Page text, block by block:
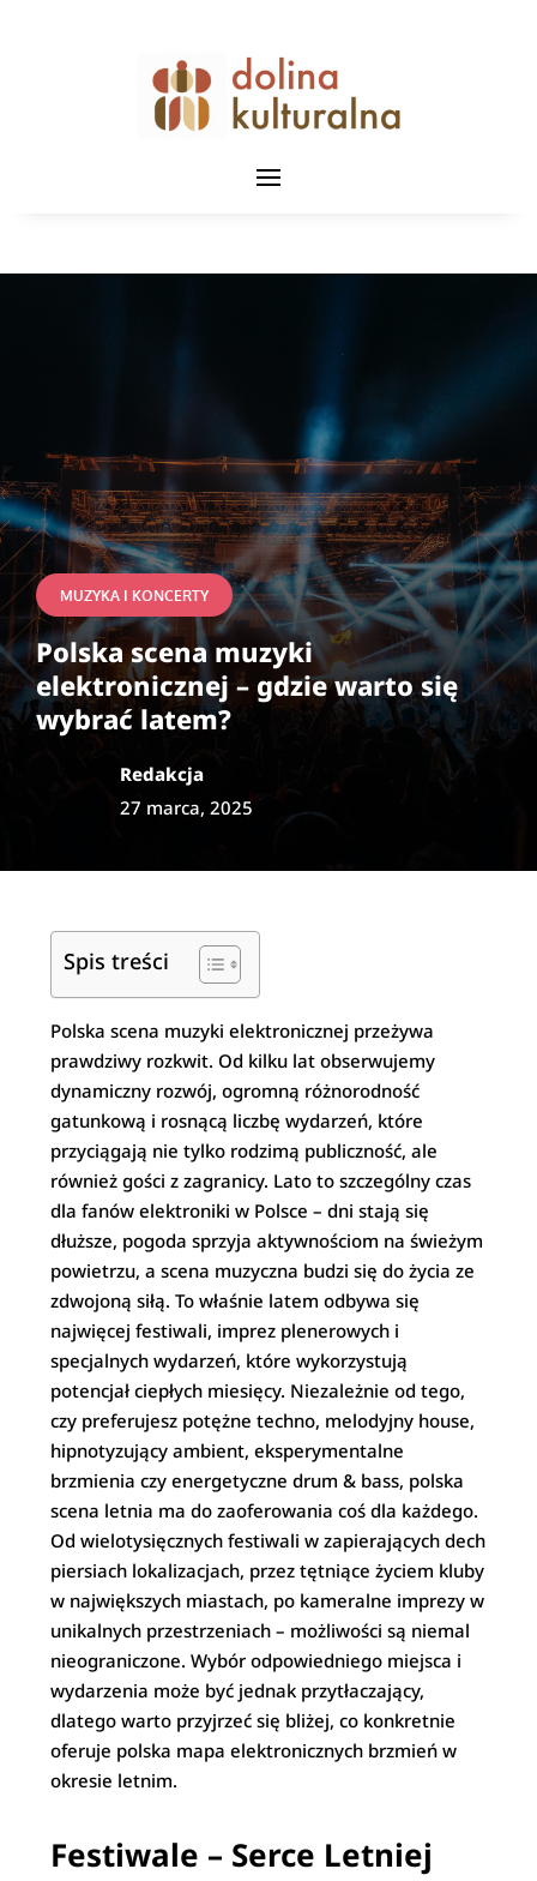
MUZYKA I KONCERTY
Polska scena muzyki
elektronicznej – gdzie warto się
wybrać latem?
Redakcja
27 marca, 2025
Spis treści
Polska scena muzyki elektronicznej przeżywa
prawdziwy rozkwit. Od kilku lat obserwujemy
dynamiczny rozwój, ogromną różnorodność
gatunkową i rosnącą liczbę wydarzeń, które
przyciągają nie tylko rodzimą publiczność, ale
również gości z zagranicy. Lato to szczególny czas
dla fanów elektroniki w Polsce – dni stają się
dłuższe, pogoda sprzyja aktywnościom na świeżym
powietrzu, a scena muzyczna budzi się do życia ze
zdwojoną siłą. To właśnie latem odbywa się
najwięcej festiwali, imprez plenerowych i
specjalnych wydarzeń, które wykorzystują
potencjał ciepłych miesięcy. Niezależnie od tego,
czy preferujesz potężne techno, melodyjny house,
hipnotyzujący ambient, eksperymentalne
brzmienia czy energetyczne drum & bass, polska
scena letnia ma do zaoferowania coś dla każdego.
Od wielotysięcznych festiwali w zapierających dech
piersiach lokalizacjach, przez tętniące życiem kluby
w największych miastach, po kameralne imprezy w
unikalnych przestrzeniach – możliwości są niemal
nieograniczone. Wybór odpowiedniego miejsca i
wydarzenia może być jednak przytłaczający,
dlatego warto przyjrzeć się bliżej, co konkretnie
oferuje polska mapa elektronicznych brzmień w
okresie letnim.
Festiwale – Serce Letniej